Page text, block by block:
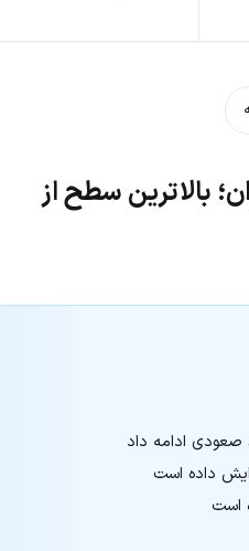
بالاترین سطح از
داده است
است